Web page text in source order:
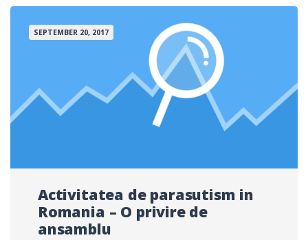
SEPTEMBER 20, 2017
Activitatea de parasutism in
Romania – O privire de
ansamblu